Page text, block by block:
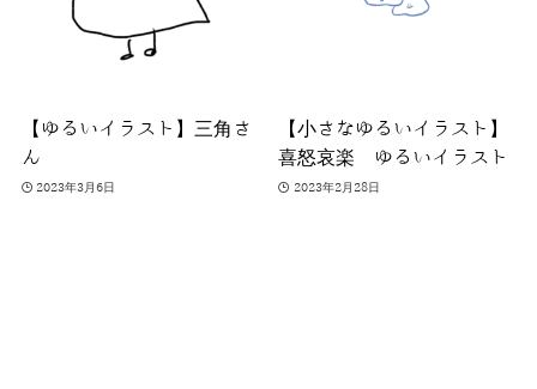
【ゆるいイラスト】三角さ
ん
2023年3月6日
【小さなゆるいイラスト】
喜怒哀楽 ゆるいイラスト
2023年2月28日